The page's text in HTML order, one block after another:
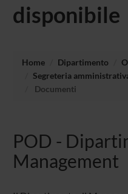
disponibile
Home Dipartimento
Segreteria
Documenti
POD -
Management